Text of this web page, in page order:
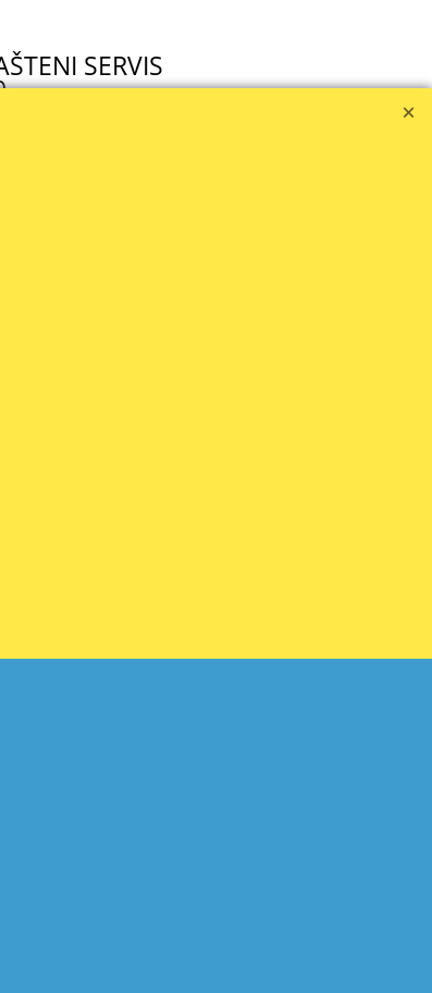
SERVIS
nastojat ćemo sve ispraviti.
cijeni.